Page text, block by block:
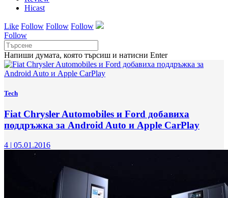
Hicast
Like Follow Follow Follow
Follow
Напиши думата, която търсиш и натисни Enter
Tech
Fiat Chrysler Automobiles и Ford добавиха
поддръжка за Android Auto и Apple CarPlay
4 | 05.01.2016